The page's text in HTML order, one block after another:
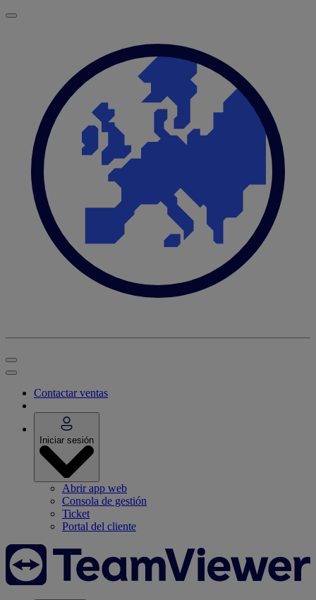
Contactar ventas
Iniciar sesión
Abrir app web
Consola de gestión
Ticket
Portal del cliente